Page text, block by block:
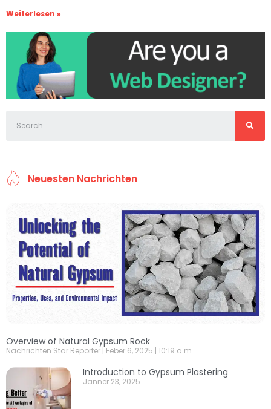
Weiterlesen »
Neuesten Nachrichten
Overview of Natural Gypsum Rock
Nachrichten Star Reporter Feber 6, 2025 10:19 a.m.
Introduction to Gypsum Plastering
Jänner 23, 2025